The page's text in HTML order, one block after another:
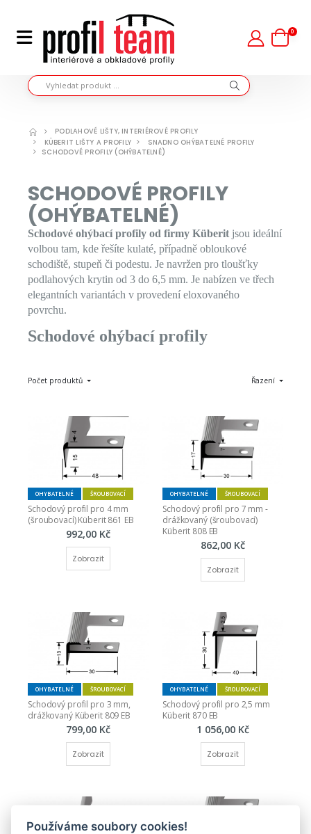
0
PODLAHOVÉ LIŠTY, INTERIÉROVÉ PROFILY
KÜBERIT LIŠTY A PROFILY
SNADNO OHÝBATELNÉ PROFILY
SCHODOVÉ PROFILY (OHÝBATELNÉ)
SCHODOVÉ PROFILY
(OHÝBATELNÉ)
Schodové ohýbací profily od firmy Küberit jsou ideální
volbou tam, kde řešíte kulaté, případně obloukové
schodiště, stupeň či podestu. Je navržen pro tloušťky
podlahových krytin od 3 do 6,5 mm. Je nabízen ve třech
elegantních variantách v provedení eloxovaného
povrchu.
Schodové ohýbací profily
Počet produktů Řazení
OHYBATELNÉ ŠROUBOVACÍ
Schodový profil pro 4 mm
(šroubovací) Küberit 861 EB
992,00 Kč
Zobrazit
OHYBATELNÉ ŠROUBOVACÍ
Schodový profil pro 7 mm -
drážkovaný (šroubovací)
Küberit 808 EB
862,00 Kč
Zobrazit
OHYBATELNÉ ŠROUBOVACÍ
Schodový profil pro 3 mm,
drážkovaný Küberit 809 EB
799,00 Kč
Zobrazit
OHYBATELNÉ ŠROUBOVACÍ
Schodový profil pro 2,5 mm
Küberit 870 EB
1 056,00 Kč
Zobrazit
Používáme soubory cookies!